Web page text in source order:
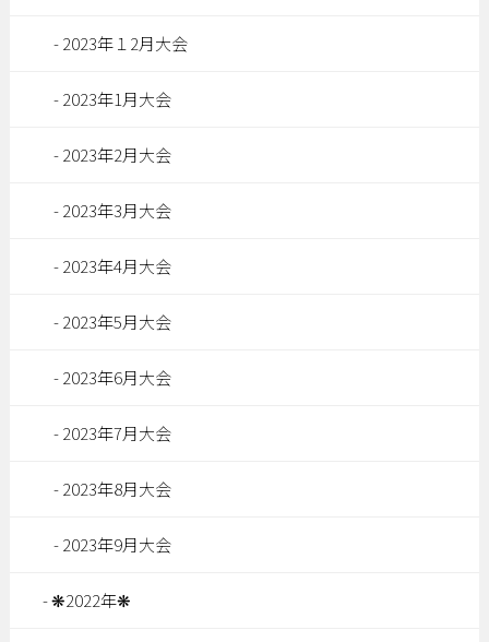
2023年１2月大会
2023年1月大会
2023年2月大会
2023年3月大会
2023年4月大会
2023年5月大会
2023年6月大会
2023年7月大会
2023年8月大会
2023年9月大会
❋2022年❋